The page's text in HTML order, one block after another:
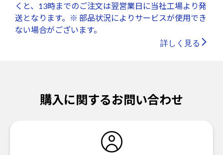
くと、13時までのご注文は翌営業日に当社工場より発
送となります。※ 部品状況によりサービスが使用でき
ない場合がございます。
詳しく見る
購入に関するお問い合わせ